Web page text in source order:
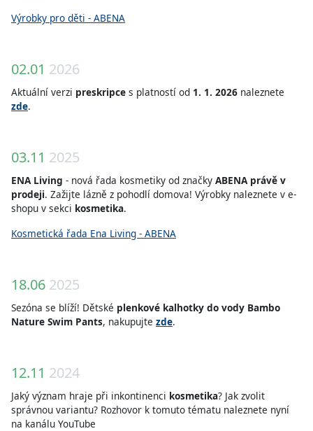
Výrobky pro děti - ABENA
02.01 2026
Aktuální verzi preskripce s platností od 1. 1. 2026 naleznete
zde.
03.11 2025
ENA Living - nová řada kosmetiky od značky ABENA právě v
prodeji. Zažijte lázně z pohodlí domova! Výrobky naleznete v e-
shopu v sekci kosmetika.
Kosmetická řada Ena Living - ABENA
18.06 2025
Sezóna se blíží! Dětské plenkové kalhotky do vody Bambo
Nature Swim Pants, nakupujte zde.
12.11 2024
Jaký význam hraje při inkontinenci kosmetika? Jak zvolit
správnou variantu? Rozhovor k tomuto tématu naleznete nyní
na kanálu YouTube